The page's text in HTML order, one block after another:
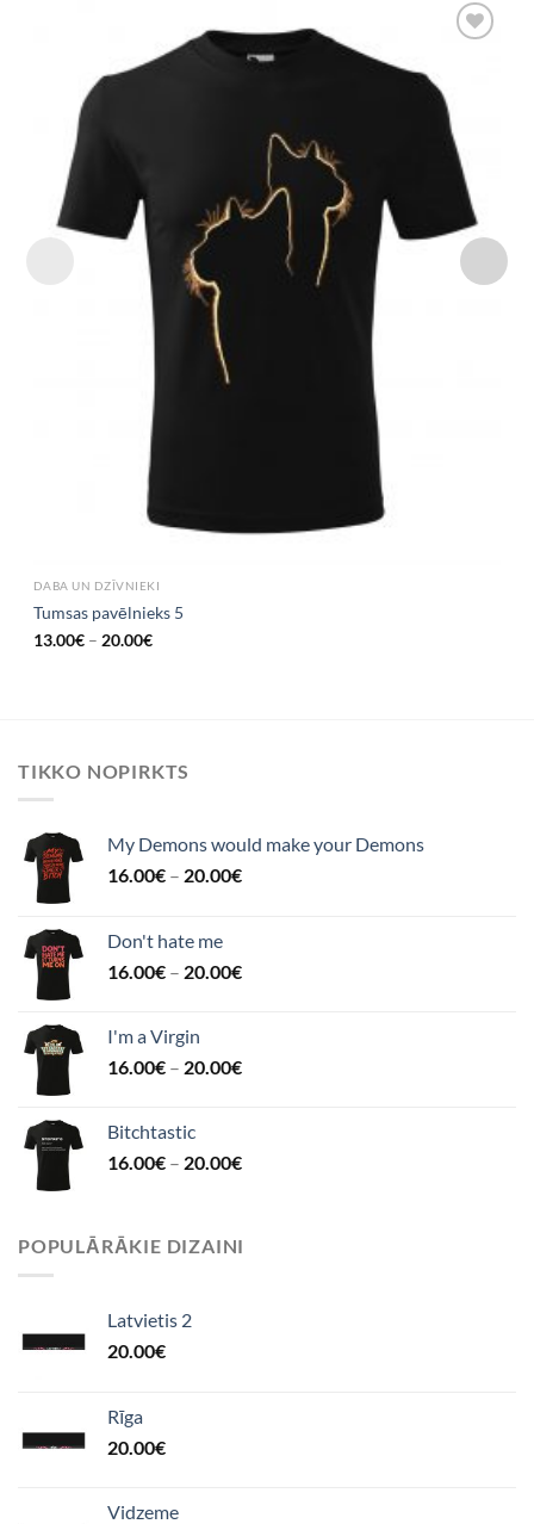
Add to
Wishlist
DABA UN DZĪVNIEKI
Tumsas pavēlnieks 5
13.00€– 20.00€
TIKKO NOPIRKTS
My Demons would make your Demons
16.00€ – 20.00€
Don't hate me
16.00€ – 20.00€
I'm a Virgin
16.00€ – 20.00€
Bitchtastic
16.00€ – 20.00€
POPULĀRĀKIE DIZAINI
Latvietis 2
20.00€
Rīga
20.00€
Vidzeme